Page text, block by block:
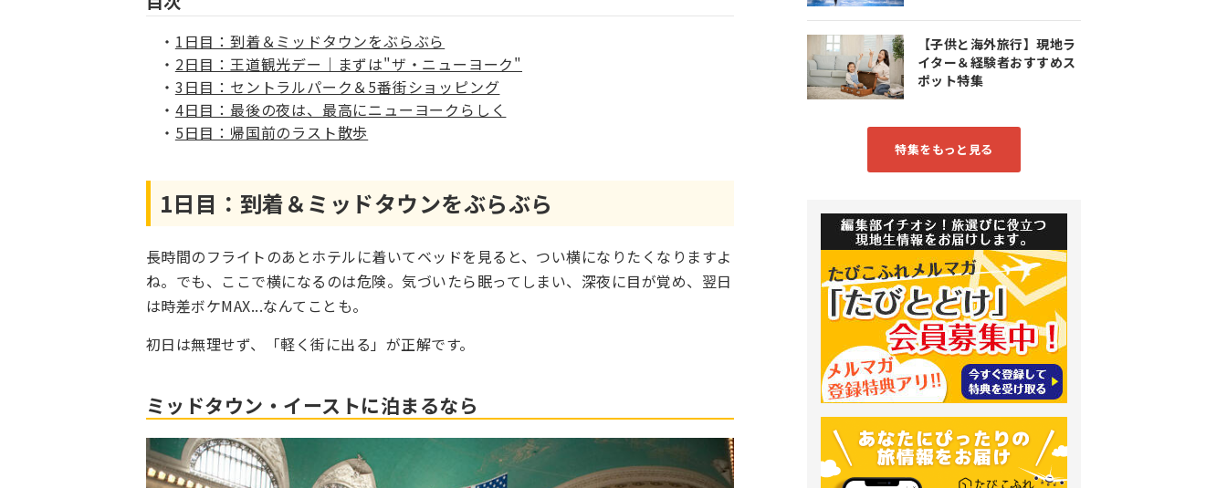
1日目：到着＆ミッドタウンをぶらぶら
2日目：王道観光デー｜まずは"ザ・ニューヨーク"
3日目：セントラルパーク＆5番街ショッピング
4日目：最後の夜は、最高にニューヨークらしく
5日目：帰国前のラスト散歩
1日目：到着＆ミッドタウンをぶらぶら
長時間のフライトのあとホテルに着いてベッドを見ると、つい横になりたくなりますよ
ね。でも、ここで横になるのは危険。気づいたら眠ってしまい、深夜に目が覚め、翌日
は時差ボケMAX...なんてことも。
初日は無理せず、「軽く街に出る」が正解です。
ミッドタウン・イーストに泊まるなら
【子供と海外旅行】現地ラ
イター＆経験者おすすめス
ポット特集
特集をもっと見る